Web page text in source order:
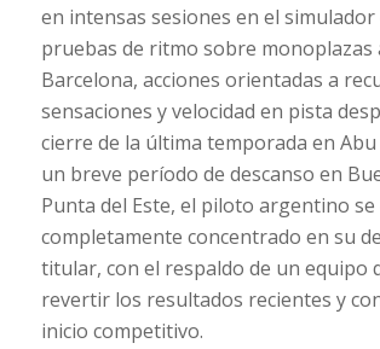
en intensas sesiones en el simulador
pruebas de ritmo sobre monoplazas
Barcelona, acciones orientadas a
sensaciones y velocidad en pista
cierre de la última temporada en
un breve período de descanso en
Punta del Este, el piloto argentino
completamente concentrado en su
titular, con el respaldo de un equipo
revertir los resultados recientes y
inicio competitivo.